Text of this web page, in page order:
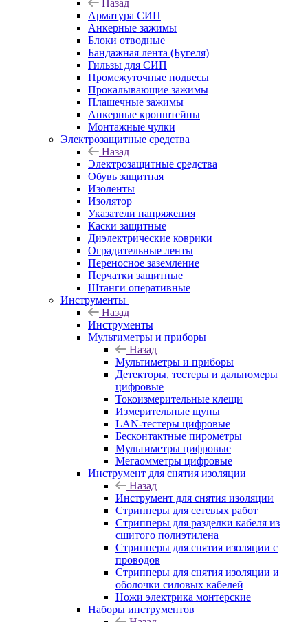
Назад
Арматура СИП
Анкерные зажимы
Блоки отводные
Бандажная лента (Бугеля)
Гильзы для СИП
Промежуточные подвесы
Прокалывающие зажимы
Плашечные зажимы
Анкерные кронштейны
Монтажные чулки
Электрозащитные средства
Назад
Электрозащитные средства
Обувь защитная
Изоленты
Изолятор
Указатели напряжения
Каски защитные
Диэлектрические коврики
Оградительные ленты
Переносное заземление
Перчатки защитные
Штанги оперативные
Инструменты
Назад
Инструменты
Мультиметры и приборы
Назад
Мультиметры и приборы
Детекторы, тестеры и дальномеры
цифровые
Токоизмерительные клещи
Измерительные щупы
LAN-тестеры цифровые
Бесконтактные пирометры
Мультиметры цифровые
Мегаомметры цифровые
Инструмент для снятия изоляции
Назад
Инструмент для снятия изоляции
Стрипперы для сетевых работ
Стрипперы для разделки кабеля из
сшитого полиэтилена
Cтрипперы для снятия изоляции с
проводов
Стрипперы для снятия изоляции и
оболочки силовых кабелей
Ножи электрика монтерские
Наборы инструментов